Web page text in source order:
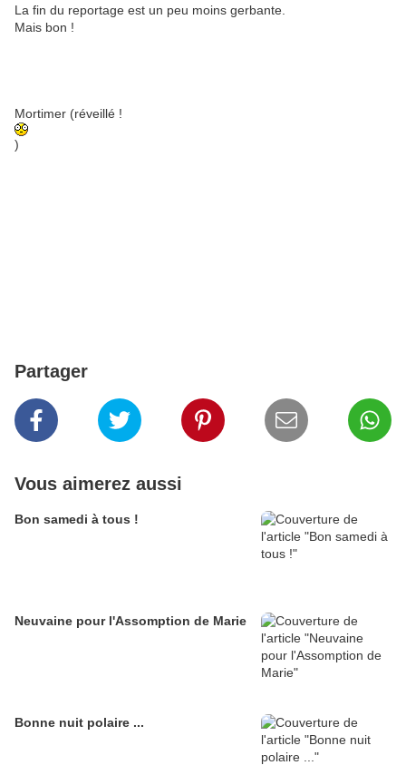
La fin du reportage est un peu moins gerbante.
Mais bon !
Mortimer (réveillé !
)
Partager
Vous aimerez aussi
Bon samedi à tous !
Neuvaine pour l'Assomption de Marie
Bonne nuit polaire ...